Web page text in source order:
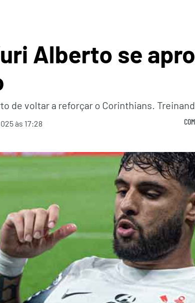
Alberto se
de voltar a reforçar o Corinthians.
às 17:28